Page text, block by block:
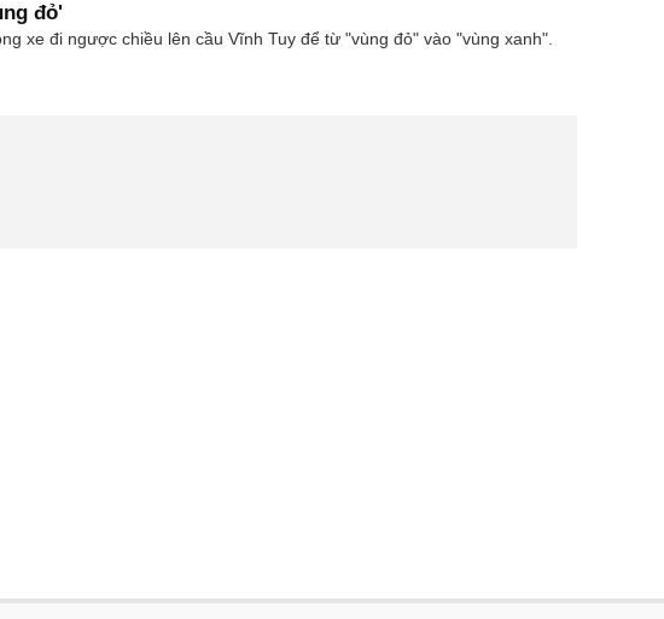
đỏ'
xe đi ngược chiều lên cầu Vĩnh Tuy để từ "vùng đỏ" vào "vùng xanh".